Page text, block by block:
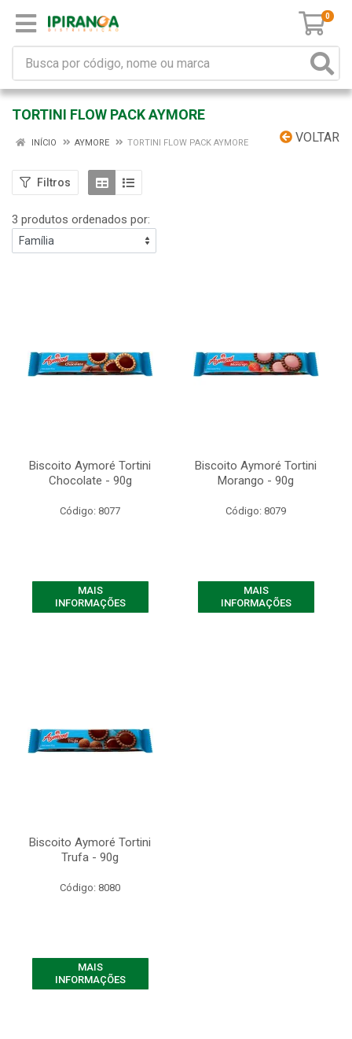
0
TORTINI FLOW PACK AYMORE
VOLTAR
INÍCIO AYMORE TORTINI FLOW PACK AYMORE
Filtros
3 produtos ordenados por:
Biscoito Aymoré Tortini
Chocolate - 90g
Código: 8077
MAIS
INFORMAÇÕES
Biscoito Aymoré Tortini
Morango - 90g
Código: 8079
MAIS
INFORMAÇÕES
Biscoito Aymoré Tortini
Trufa - 90g
Código: 8080
MAIS
INFORMAÇÕES